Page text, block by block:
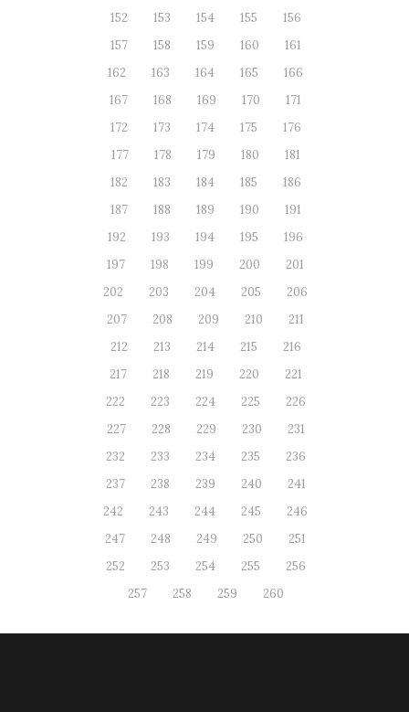
152
153 154 155
156
157
158 159 160
161
162
163 164 165
166
167
168 169 170
171
172
173 174 175
176
177
178 179 180
181
182
183 184 185
186
187
188 189 190
191
192
193 194 195
196
197
198 199 200
201
202
203 204 205
206
207
208 209 210
211
212
213 214 215
216
217
218 219 220
221
222
223 224 225
226
227
228 229 230
231
232
233 234 235
236
237
238 239 240
241
242
243 244 245
246
247
248 249 250
251
252
253 254 255
256
257
258 259 260